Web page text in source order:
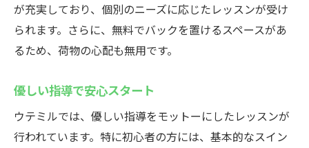
が充実しており、個別のニーズに応じたレッスンが受け
られます。さらに、無料でバックを置けるスペースがあ
るため、荷物の心配も無用です。
優しい指導で安心スタート
ウテミルでは、優しい指導をモットーにしたレッスンが
行われています。特に初心者の方には、基本的なスイン